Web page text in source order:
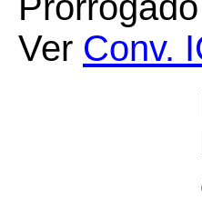
Ver Conv.